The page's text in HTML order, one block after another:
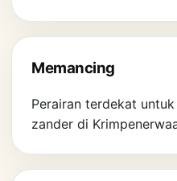
Memancing
Perairan terdekat
zander di